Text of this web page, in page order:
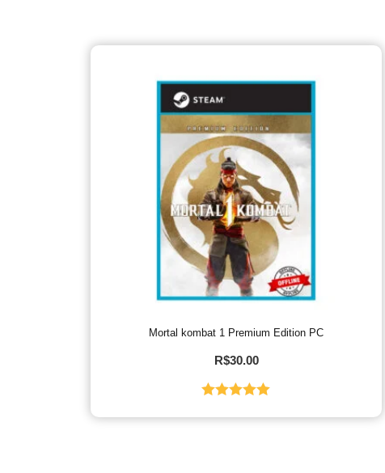
Mortal kombat 1 Premium Edition PC
R$30.00
5.00de 5